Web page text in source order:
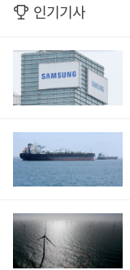
인기기사